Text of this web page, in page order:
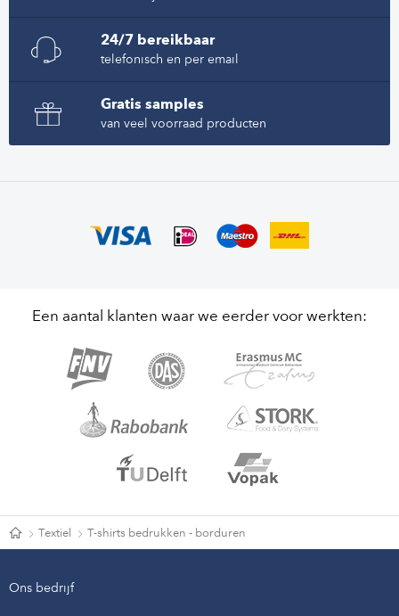
24/7 bereikbaar
telefonisch en per email
Gratis samples
van veel voorraad producten
Een aantal klanten waar we eerder voor werkten:
Textiel T-shirts bedrukken - borduren
Ons bedrijf